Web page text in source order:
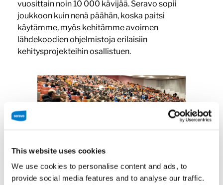
This website uses cookies
We use cookies to personalise content and ads, to
provide social media features and to analyse our traffic.
vuosittain noin 10 000 kävijää. Seravo sopii
joukkoon kuin nenä päähän, koska paitsi
käytämme, myös kehitämme avoimen
lähdekoodien ohjelmistoja erilaisiin
kehitysprojekteihin osallistuen.
Seravolaisia tervetulopuheessa